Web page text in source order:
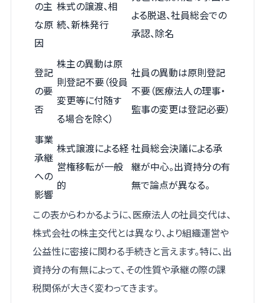
の主
な原
因
株式の譲渡、相
続、新株発行
よる脱退、社員総会での
承認、除名
登記
の要
否
株主の異動は原
則登記不要（役員
変更等に付随す
る場合を除く）
社員の異動は原則登記
不要（医療法人の理事・
監事の変更は登記必要）
事業
承継
への
影響
株式譲渡による経
営権移転が一般
的
社員総会決議による承
継が中心。出資持分の有
無で論点が異なる。
この表からわかるように、医療法人の社員交代は、
株式会社の株主交代とは異なり、より組織運営や
公益性に密接に関わる手続きと言えます。特に、出
資持分の有無によって、その性質や承継の際の課
税関係が大きく変わってきます。